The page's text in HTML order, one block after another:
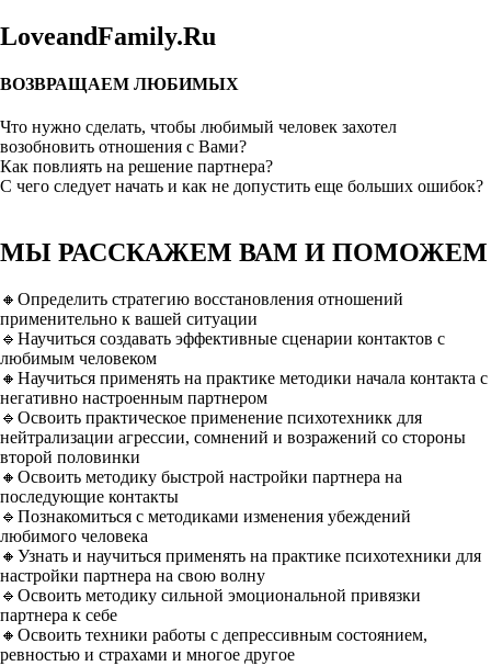
LoveandFamily.Ru
ВОЗВРАЩАЕМ ЛЮБИМЫХ
Что нужно сделать, чтобы любимый человек захотел
возобновить отношения с Вами?
Как повлиять на решение партнера?
С чего следует начать и как не допустить еще больших ошибок?
МЫ РАССКАЖЕМ ВАМ И ПОМОЖЕМ
🔸Определить стратегию восстановления отношений
применительно к вашей ситуации
🔹Научиться создавать эффективные сценарии контактов с
любимым человеком
🔸Научиться применять на практике методики начала контакта с
негативно настроенным партнером
🔹Освоить практическое применение психотехникк для
нейтрализации агрессии, сомнений и возражений со стороны
второй половинки
🔸Освоить методику быстрой настройки партнера на
последующие контакты
🔹Познакомиться с методиками изменения убеждений
любимого человека
🔸Узнать и научиться применять на практике психотехники для
настройки партнера на свою волну
🔹Освоить методику сильной эмоциональной привязки
партнера к себе
🔸Освоить техники работы с депрессивным состоянием,
ревностью и страхами и многое другое